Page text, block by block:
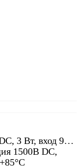
3 Вт, вход 9…
1500В DC,